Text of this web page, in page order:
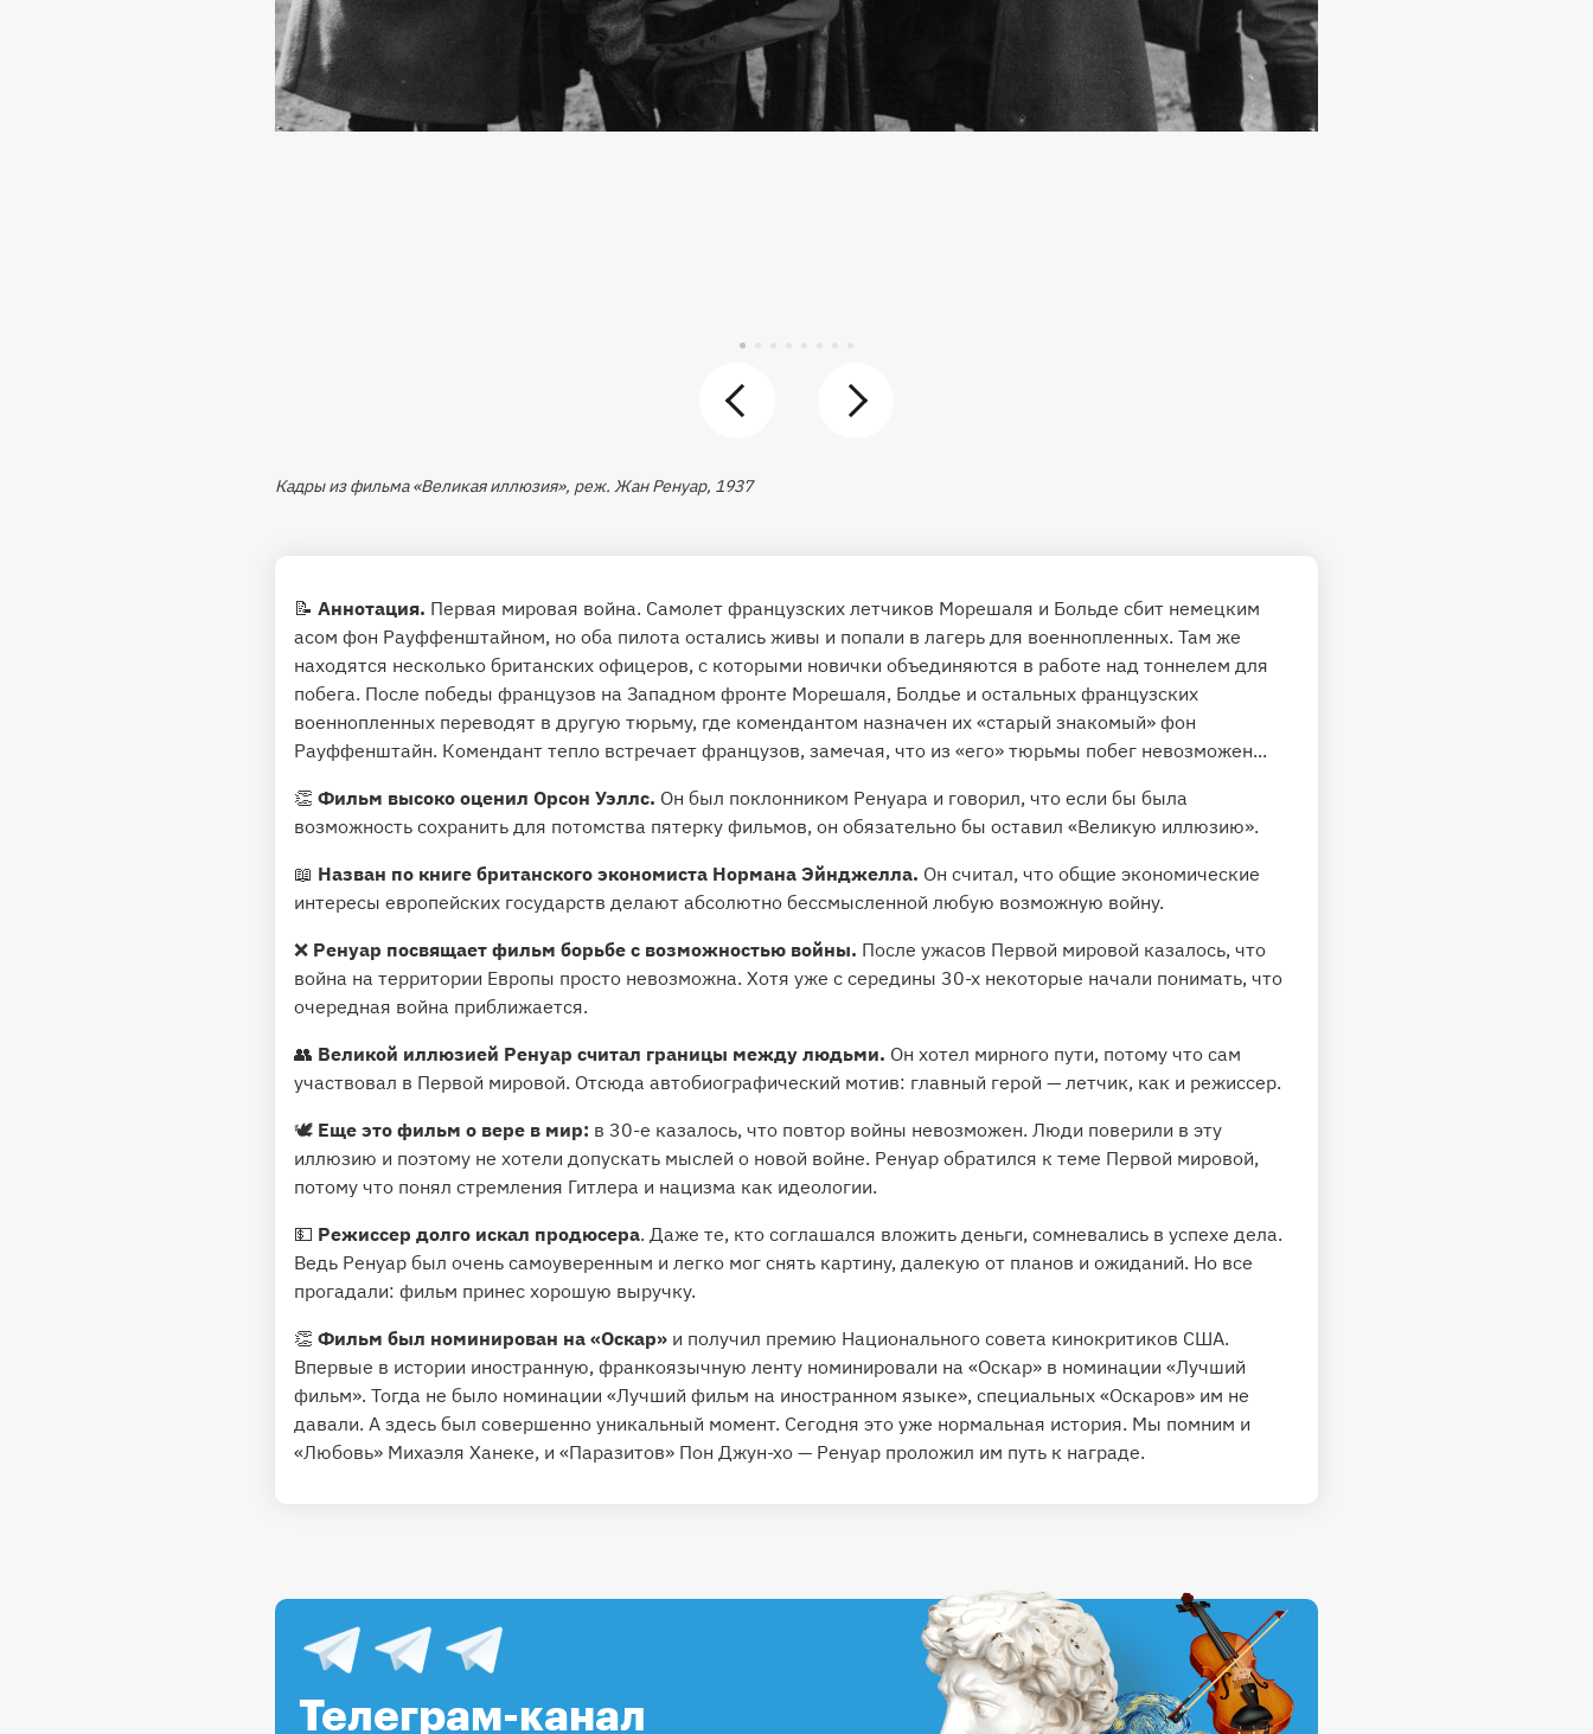
Кадры из фильма «Великая иллюзия», реж. Жан Ренуар, 1937
📝 Аннотация. Первая мировая война. Самолет французских летчиков Морешаля и Больде сбит немецким
асом фон Рауффенштайном, но оба пилота остались живы и попали в лагерь для военнопленных. Там же
находятся несколько британских офицеров, с которыми новички объединяются в работе над тоннелем для
побега. После победы французов на Западном фронте Морешаля, Болдье и остальных французских
военнопленных переводят в другую тюрьму, где комендантом назначен их «старый знакомый» фон
Рауффенштайн. Комендант тепло встречает французов, замечая, что из «его» тюрьмы побег невозможен...
👏 Фильм высоко оценил Орсон Уэллс. Он был поклонником Ренуара и говорил, что если бы была
возможность сохранить для потомства пятерку фильмов, он обязательно бы оставил «Великую иллюзию».
📖 Назван по книге британского экономиста Нормана Эйнджелла. Он считал, что общие экономические
интересы европейских государств делают абсолютно бессмысленной любую возможную войну.
❌ Ренуар посвящает фильм борьбе с возможностью войны. После ужасов Первой мировой казалось, что
война на территории Европы просто невозможна. Хотя уже с середины 30-х некоторые начали понимать, что
очередная война приближается.
👥 Великой иллюзией Ренуар считал границы между людьми. Он хотел мирного пути, потому что сам
участвовал в Первой мировой. Отсюда автобиографический мотив: главный герой — летчик, как и режиссер.
🕊️ Еще это фильм о вере в мир: в 30-е казалось, что повтор войны невозможен. Люди поверили в эту
иллюзию и поэтому не хотели допускать мыслей о новой войне. Ренуар обратился к теме Первой мировой,
потому что понял стремления Гитлера и нацизма как идеологии.
💵 Режиссер долго искал продюсера. Даже те, кто соглашался вложить деньги, сомневались в успехе дела.
Ведь Ренуар был очень самоуверенным и легко мог снять картину, далекую от планов и ожиданий. Но все
прогадали: фильм принес хорошую выручку.
👏 Фильм был номинирован на «Оскар» и получил премию Национального совета кинокритиков США.
Впервые в истории иностранную, франкоязычную ленту номинировали на «Оскар» в номинации «Лучший
фильм». Тогда не было номинации «Лучший фильм на иностранном языке», специальных «Оскаров» им не
давали. А здесь был совершенно уникальный момент. Сегодня это уже нормальная история. Мы помним и
«Любовь» Михаэля Ханеке, и «Паразитов» Пон Джун-хо — Ренуар проложил им путь к награде.
Телеграм-канал